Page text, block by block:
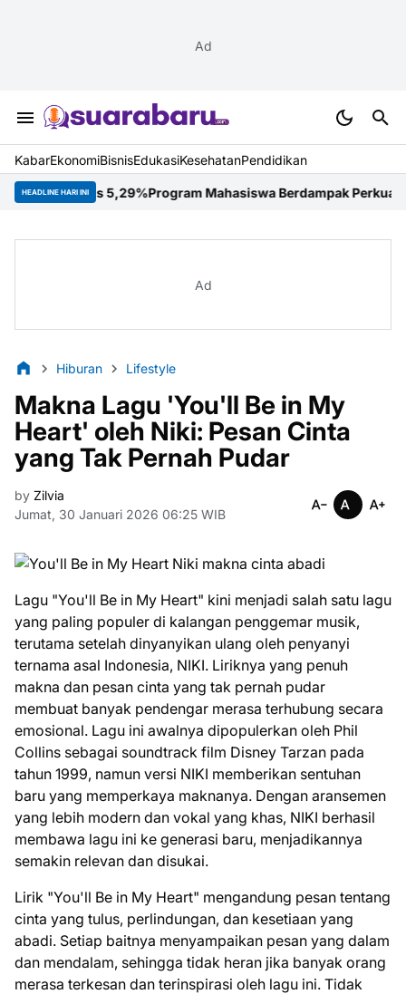
Ad
KabarEkonomiBisnisEdukasiKesehatanPendidikan
HEADLINE HARI INI
5,29%Program Mahasiswa Berdampak Perkuat Kompetensi
Ad
Hiburan Lifestyle
Makna Lagu 'You'll Be in My
Heart' oleh Niki: Pesan Cinta
yang Tak Pernah Pudar
by Zilvia
Jumat, 30 Januari 2026 06:25 WIB
Lagu "You'll Be in My Heart" kini menjadi salah satu lagu
yang paling populer di kalangan penggemar musik,
terutama setelah dinyanyikan ulang oleh penyanyi
ternama asal Indonesia, NIKI. Liriknya yang penuh
makna dan pesan cinta yang tak pernah pudar
membuat banyak pendengar merasa terhubung secara
emosional. Lagu ini awalnya dipopulerkan oleh Phil
Collins sebagai soundtrack film Disney Tarzan pada
tahun 1999, namun versi NIKI memberikan sentuhan
baru yang memperkaya maknanya. Dengan aransemen
yang lebih modern dan vokal yang khas, NIKI berhasil
membawa lagu ini ke generasi baru, menjadikannya
semakin relevan dan disukai.
Lirik "You'll Be in My Heart" mengandung pesan tentang
cinta yang tulus, perlindungan, dan kesetiaan yang
abadi. Setiap baitnya menyampaikan pesan yang dalam
dan mendalam, sehingga tidak heran jika banyak orang
merasa terkesan dan terinspirasi oleh lagu ini. Tidak